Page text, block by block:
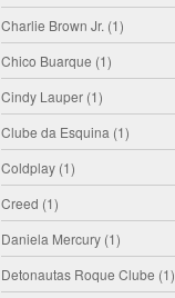
Charlie Brown Jr. (1)
Chico Buarque (1)
Cindy Lauper (1)
Clube da Esquina (1)
Coldplay (1)
Creed (1)
Daniela Mercury (1)
Detonautas Roque Clube (1)